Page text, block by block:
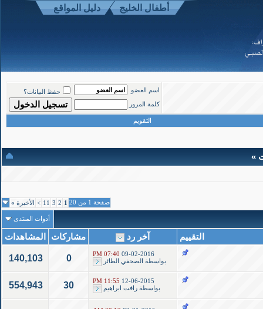
أطفال الخليج دليل المواقع
اسم العضو
حفظ البيانات؟
كلمة المرور
التقويم
»
صفحة 1 من 20 1
2
3
11
> الأخيرة »
أدوات المنتدى
التقييم آخر رد مشاركات المشاهدات
09-02-2016
07:40 PM
بواسطة
الصحفي الطائر 0
140,103
12-06-2015
11:55 PM
بواسطة رافت ابراهيم 30
554,943